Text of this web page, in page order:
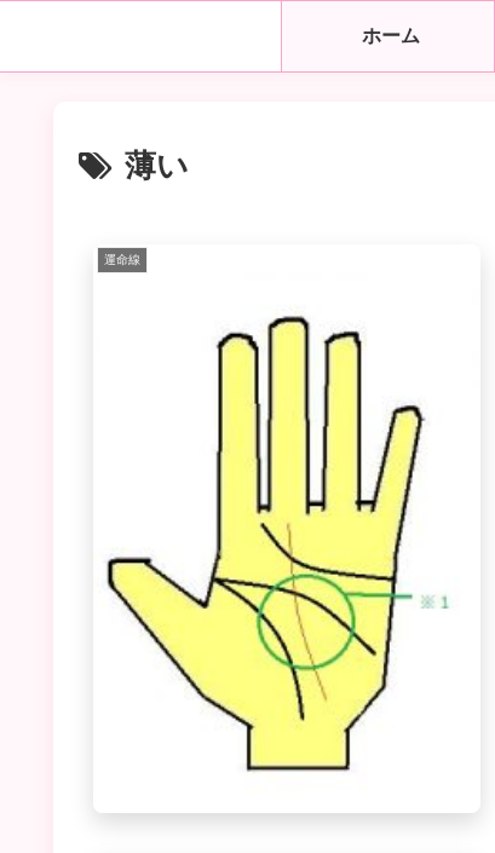
ホーム
薄い
運命線